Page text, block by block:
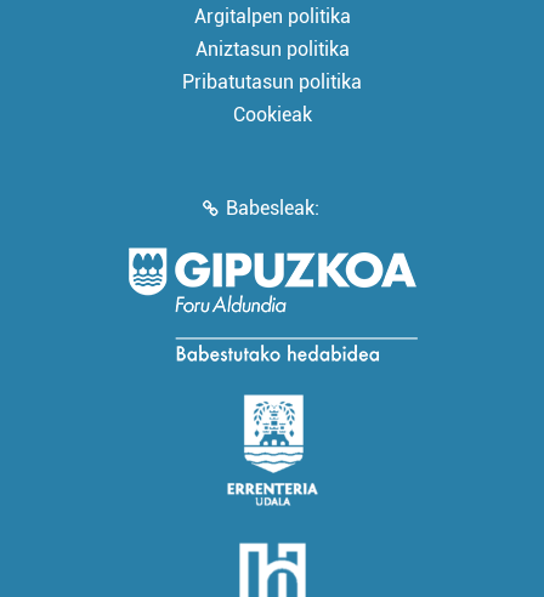
Argitalpen politika
Aniztasun politika
Pribatutasun politika
Cookieak
Babesleak: